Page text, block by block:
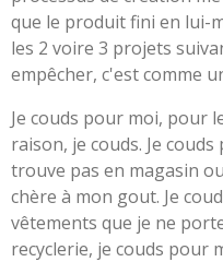
que le produit fini en lui-
les 2 voire 3 projets
empêcher, c'est comme
Je couds pour moi, pour
raison, je couds. Je
trouve pas en magasin
chère à mon gout. Je
vêtements que je ne
recyclerie, je couds pour